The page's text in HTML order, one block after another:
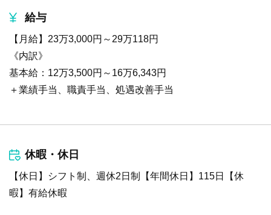
給与
【月給】23万3,000円～29万118円
《内訳》
基本給：12万3,500円～16万6,343円
＋業績手当、職責手当、処遇改善手当
休暇・休日
【休日】シフト制、週休2日制【年間休日】115日【休
暇】有給休暇